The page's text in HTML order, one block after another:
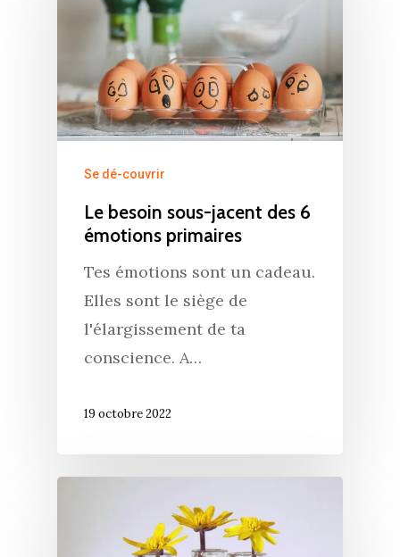
Se dé-couvrir
Le besoin sous-jacent des 6
émotions primaires
Tes émotions sont un cadeau.
Elles sont le siège de
l'élargissement de ta
conscience.⁠ A…
19 octobre 2022